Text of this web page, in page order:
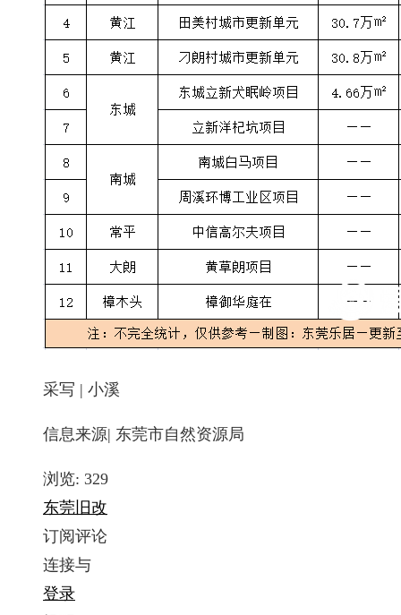
采写 | 小溪
信息来源| 东莞市自然资源局
浏览: 329
东莞 旧改
订阅评论
连接与
登录